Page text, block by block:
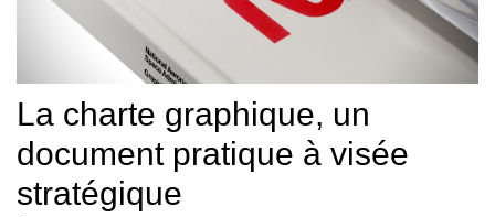
La charte graphique, un
document pratique à visée
stratégique